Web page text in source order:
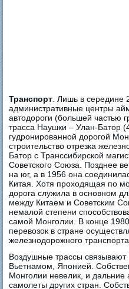
Транспорт . Лишь в середине
административные центры
автодороги (большей частью
трасса Наушки – Улан-Батор
гудронированной дорогой
строительство отрезка
Батор с Транссибирской
Советского Союза. Позднее
на юг, а в 1956 она
Китая. Хотя проходящая по
дорога служила в основном
между Китаем и Советским
немалой степени
самой Монголии. В конце
перевозок в стране
железнодорожного транспорта.
Воздушные трассы
Вьетнамом, Японией.
Монголии невелик, и
самолеты других стран.